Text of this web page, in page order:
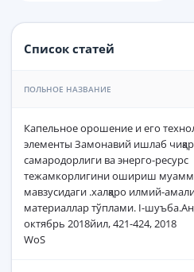
Список статей
ПОЛЬНОЕ НАЗВАНИЕ
Капельное орошение и его
элементы Замонавий ишлаб
самародорлиги ва энерго-ресурс
тежамкорлигини ошириш
мавзусидаги .халқаро илмий-
материаллар тўплами. I-
октябрь 2018йил, 421-424, 2018
WoS